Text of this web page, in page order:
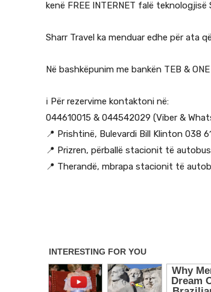
kenë FREE INTERNET falë teknologjisë
Sharr Travel ka menduar edhe për ata
Në bashkëpunim me bankën TEB &
ℹ️ Për rezervime kontaktoni në:
044610015 & 044542029 (Viber &
📍 Prishtinë, Bulevardi Bill Klinton 038
📍 Prizren, përballë stacionit të
📍 Therandë, mbrapa stacionit të